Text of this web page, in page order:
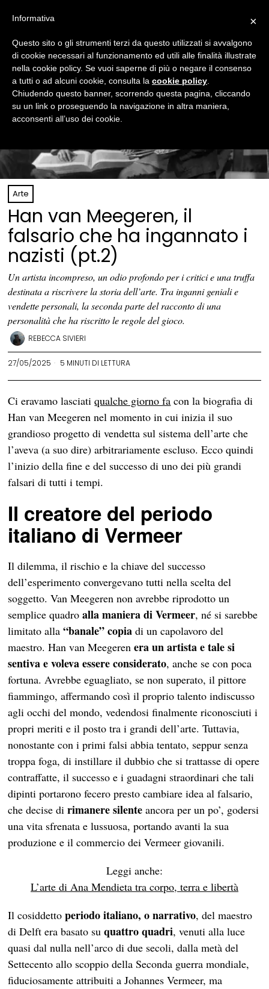
Arte
Han van Meegeren, il
falsario che ha ingannato i
nazisti (pt.2)
Un artista incompreso, un odio profondo per i critici e una truffa
destinata a riscrivere la storia dell’arte. Tra inganni geniali e
vendette personali, la seconda parte del racconto di una
personalità che ha riscritto le regole del gioco.
REBECCA SIVIERI
27/05/2025 5 MINUTI DI LETTURA
Ci eravamo lasciatiqualche giorno fa con la biografia di
Han van Meegeren nel momento in cui inizia il suo
grandioso progetto di vendetta sul sistema dell’arte che
l’aveva (a suo dire) arbitrariamente escluso. Ecco quindi
l’inizio della fine e del successo di uno dei più grandi
falsari di tutti i tempi.
Il creatore del periodo
italiano di Vermeer
Il dilemma, il rischio e la chiave del successo
dell’esperimento convergevano tutti nella scelta del
soggetto. Van Meegeren non avrebbe riprodotto un
semplice quadroalla maniera di Vermeer, né si sarebbe
limitato alla“banale” copia di un capolavoro del
maestro. Han van Meegerenera un artista e tale si
sentiva e voleva essere considerato, anche se con poca
fortuna. Avrebbe eguagliato, se non superato, il pittore
fiammingo, affermando così il proprio talento indiscusso
agli occhi del mondo, vedendosi finalmente riconosciuti i
propri meriti e il posto tra i grandi dell’arte. Tuttavia,
nonostante con i primi falsi abbia tentato, seppur senza
troppa foga, di instillare il dubbio che si trattasse di opere
contraffatte, il successo e i guadagni straordinari che tali
dipinti portarono fecero presto cambiare idea al falsario,
che decise dirimanere silente ancora per un po’, godersi
una vita sfrenata e lussuosa, portando avanti la sua
produzione e il commercio dei Vermeer giovanili.
Leggi anche:
L’arte di Ana Mendieta tra corpo, terra e libertà
Il cosiddettoperiodo italiano, o narrativo, del maestro
di Delft era basato suquattro quadri, venuti alla luce
quasi dal nulla nell’arco di due secoli, dalla metà del
Settecento allo scoppio della Seconda guerra mondiale,
fiduciosamente attribuiti a Johannes Vermeer, ma
×
Informativa
Questo sito o gli strumenti terzi da questo utilizzati si avvalgono
di cookie necessari al funzionamento ed utili alle finalità illustrate
nella cookie policy. Se vuoi saperne di più o negare il consenso
a tutti o ad alcuni cookie, consulta la cookie policy
Chiudendo questo banner, scorrendo questa pagina, cliccando
su un link o proseguendo la navigazione in altra maniera,
acconsenti all’uso dei cookie.